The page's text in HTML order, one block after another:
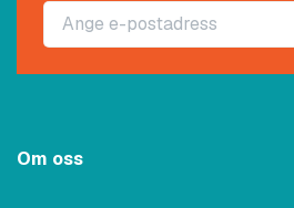
Om oss